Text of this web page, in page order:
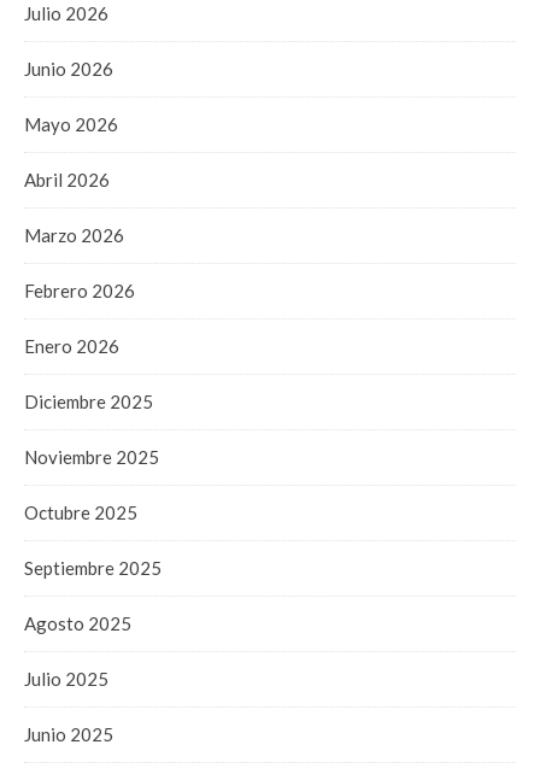
Julio 2026
Junio 2026
Mayo 2026
Abril 2026
Marzo 2026
Febrero 2026
Enero 2026
Diciembre 2025
Noviembre 2025
Octubre 2025
Septiembre 2025
Agosto 2025
Julio 2025
Junio 2025